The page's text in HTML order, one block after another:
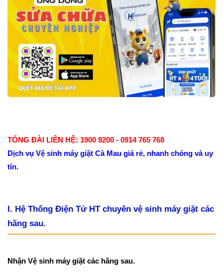
TỔNG ĐÀI LIÊN HỆ: 1900 9200 - 0914 765 768
Dịch vụ Vệ sinh máy giặt Cà Mau giá rẻ, nhanh chóng và uy
tín.
I. Hệ Thống Điện Tử HT chuyên vệ sinh máy giặt các
hãng sau.
Nhận Vệ sinh máy giặt các hãng sau.